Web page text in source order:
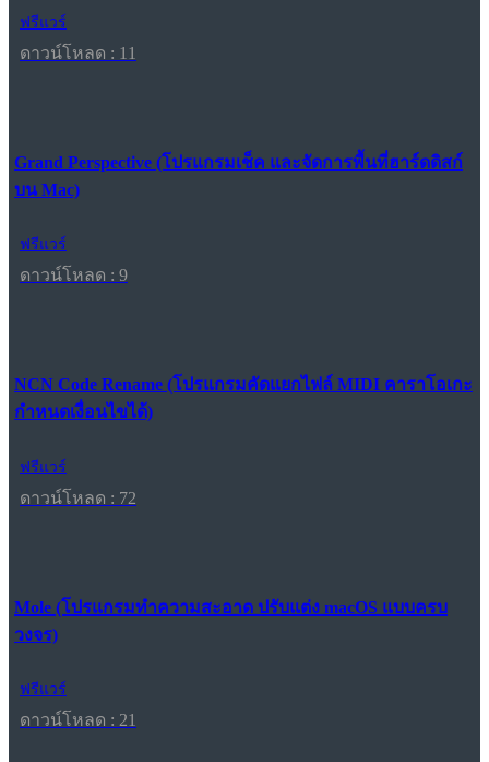
ฟรีแวร์
ดาวน์โหลด : 11
Grand Perspective (โปรแกรมเช็ค และจัดการพื้นที่ฮาร์ดดิสก์
บน Mac)
ฟรีแวร์
ดาวน์โหลด : 9
NCN Code Rename (โปรแกรมคัดแยกไฟล์ MIDI คาราโอเกะ
กำหนดเงื่อนไขได้)
ฟรีแวร์
ดาวน์โหลด : 72
Mole (โปรแกรมทำความสะอาด ปรับแต่ง macOS แบบครบ
วงจร)
ฟรีแวร์
ดาวน์โหลด : 21